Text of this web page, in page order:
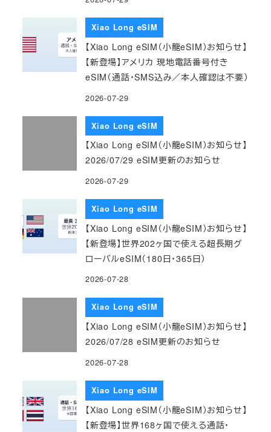
Xiao Long eSIM
【Xiao Long eSIM（小龍eSIM）お知らせ】
【新登場】アメリカ 現地電話番号付き
eSIM（通話・SMS込み／本人確認は不要）
2026-07-29
Xiao Long eSIM
【Xiao Long eSIM（小龍eSIM）お知らせ】
2026/07/29 eSIM更新のお知らせ
2026-07-29
Xiao Long eSIM
【Xiao Long eSIM（小龍eSIM）お知らせ】
【新登場】世界202ヶ国で使える超長期グ
ローバルeSIM（180日・365日）
2026-07-28
Xiao Long eSIM
【Xiao Long eSIM（小龍eSIM）お知らせ】
2026/07/28 eSIM更新のお知らせ
2026-07-28
Xiao Long eSIM
【Xiao Long eSIM（小龍eSIM）お知らせ】
【新登場】世界168ヶ国で使える通話・